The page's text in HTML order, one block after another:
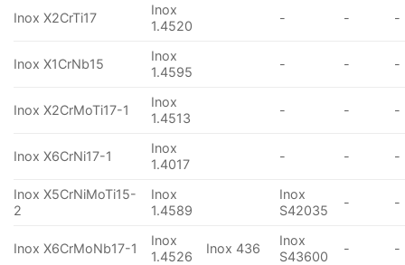
Inox X2CrTi17
Inox
1.4520
- - -
Inox X1CrNb15
Inox
1.4595
- - -
Inox X2CrMoTi17-1
Inox
1.4513
- - -
Inox X6CrNi17-1
Inox
1.4017
- - -
Inox X5CrNiMoTi15-
2
Inox
1.4589
Inox
S42035
- -
Inox X6CrMoNb17-1
Inox
1.4526
Inox 436
Inox
S43600
- -